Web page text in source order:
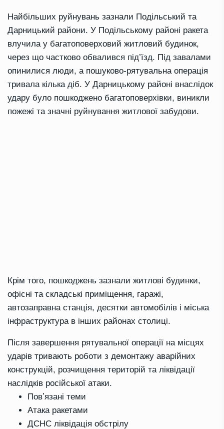
Найбільших руйнувань зазнали Подільський та
Дарницький райони. У Подільському районі ракета
влучила у багатоповерховий житловий будинок,
через що частково обвалився під’їзд. Під завалами
опинилися люди, а пошуково-рятувальна операція
тривала кілька діб. У Дарницькому районі внаслідок
удару було пошкоджено багатоповерхівки, виникли
пожежі та значні руйнування житлової забудови.
Крім того, пошкоджень зазнали житлові будинки,
офісні та складські приміщення, гаражі,
автозаправна станція, десятки автомобілів і міська
інфраструктура в інших районах столиці.
Після завершення рятувальної операції на місцях
ударів тривають роботи з демонтажу аварійних
конструкцій, розчищення територій та ліквідації
наслідків російської атаки.
Повʼязані теми
Атака ракетами
ДСНС ліквідація обстрілу